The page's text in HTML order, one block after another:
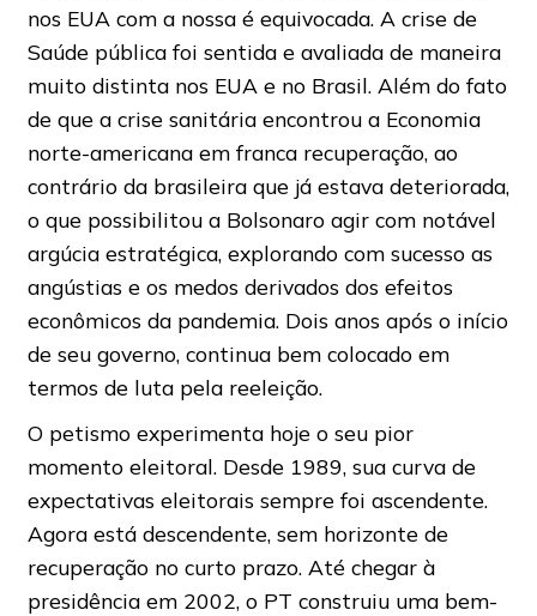
nos EUA com a nossa é equivocada. A crise de
Saúde pública foi sentida e avaliada de maneira
muito distinta nos EUA e no Brasil. Além do fato
de que a crise sanitária encontrou a Economia
norte-americana em franca recuperação, ao
contrário da brasileira que já estava deteriorada,
o que possibilitou a Bolsonaro agir com notável
argúcia estratégica, explorando com sucesso as
angústias e os medos derivados dos efeitos
econômicos da pandemia. Dois anos após o início
de seu governo, continua bem colocado em
termos de luta pela reeleição.
O petismo experimenta hoje o seu pior
momento eleitoral. Desde 1989, sua curva de
expectativas eleitorais sempre foi ascendente.
Agora está descendente, sem horizonte de
recuperação no curto prazo. Até chegar à
presidência em 2002, o PT construiu uma bem-